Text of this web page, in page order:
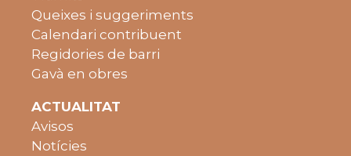
Queixes i suggeriments
Calendari contribuent
Regidories de barri
Gavà en obres
ACTUALITAT
Avisos
Notícies